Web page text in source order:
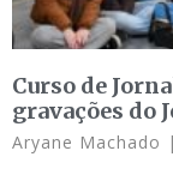
Curso de
gravações do
Aryane Machado